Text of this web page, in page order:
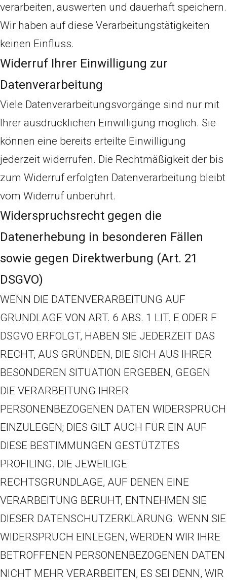
verarbeiten, auswerten und dauerhaft speichern.
Wir haben auf diese Verarbeitungstätigkeiten
keinen Einfluss.
Widerruf Ihrer Einwilligung zur
Datenverarbeitung
Viele Datenverarbeitungsvorgänge sind nur mit
Ihrer ausdrücklichen Einwilligung möglich. Sie
können eine bereits erteilte Einwilligung
jederzeit widerrufen. Die Rechtmäßigkeit der bis
zum Widerruf erfolgten Datenverarbeitung bleibt
vom Widerruf unberührt.
Widerspruchsrecht gegen die
Datenerhebung in besonderen Fällen
sowie gegen Direktwerbung (Art. 21
DSGVO)
WENN DIE DATENVERARBEITUNG AUF
GRUNDLAGE VON ART. 6 ABS. 1 LIT. E ODER F
DSGVO ERFOLGT, HABEN SIE JEDERZEIT DAS
RECHT, AUS GRÜNDEN, DIE SICH AUS IHRER
BESONDEREN SITUATION ERGEBEN, GEGEN
DIE VERARBEITUNG IHRER
PERSONENBEZOGENEN DATEN WIDERSPRUCH
EINZULEGEN; DIES GILT AUCH FÜR EIN AUF
DIESE BESTIMMUNGEN GESTÜTZTES
PROFILING. DIE JEWEILIGE
RECHTSGRUNDLAGE, AUF DENEN EINE
VERARBEITUNG BERUHT, ENTNEHMEN SIE
DIESER DATENSCHUTZERKLÄRUNG. WENN SIE
WIDERSPRUCH EINLEGEN, WERDEN WIR IHRE
BETROFFENEN PERSONENBEZOGENEN DATEN
NICHT MEHR VERARBEITEN, ES SEI DENN, WIR